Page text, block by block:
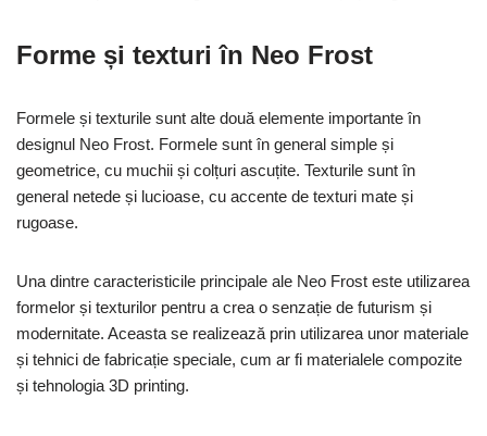
Forme și texturi în Neo Frost
Formele și texturile sunt alte două elemente importante în
designul Neo Frost. Formele sunt în general simple și
geometrice, cu muchii și colțuri ascuțite. Texturile sunt în
general netede și lucioase, cu accente de texturi mate și
rugoase.
Una dintre caracteristicile principale ale Neo Frost este utilizarea
formelor și texturilor pentru a crea o senzație de futurism și
modernitate. Aceasta se realizează prin utilizarea unor materiale
și tehnici de fabricație speciale, cum ar fi materialele compozite
și tehnologia 3D printing.